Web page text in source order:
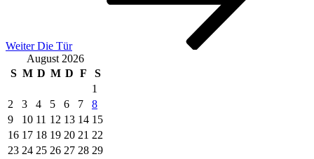
Weiter Die Tür
August 2026
S M D M D F
S
1
2
3 4 5 6 7
8
9
10 11 12 13 14 15
16 17 18 19 20 21 22
23 24 25 26 27 28 29